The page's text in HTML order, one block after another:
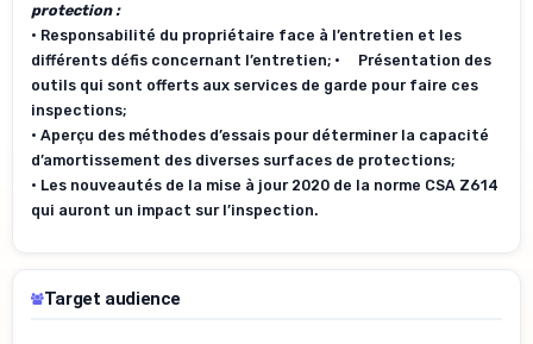
protection :
• Responsabilité du propriétaire face à l’entretien et les
différents défis concernant l’entretien; • Présentation des
outils qui sont offerts aux services de garde pour faire ces
inspections;
• Aperçu des méthodes d’essais pour déterminer la capacité
d’amortissement des diverses surfaces de protections;
• Les nouveautés de la mise à jour 2020 de la norme CSA Z614
qui auront un impact sur l’inspection.
Target audience